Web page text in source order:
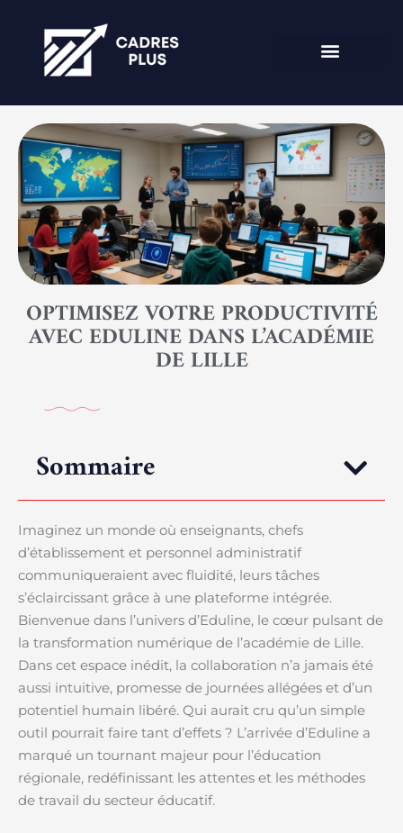
OPTIMISEZ VOTRE PRODUCTIVITÉ
AVEC EDULINE DANS L’ACADÉMIE
DE LILLE
Sommaire
Imaginez un monde où enseignants, chefs
d’établissement et personnel administratif
communiqueraient avec fluidité, leurs tâches
s’éclaircissant grâce à une plateforme intégrée.
Bienvenue dans l’univers d’Eduline, le cœur pulsant de
la transformation numérique de l’académie de Lille.
Dans cet espace inédit, la collaboration n’a jamais été
aussi intuitive, promesse de journées allégées et d’un
potentiel humain libéré. Qui aurait cru qu’un simple
outil pourrait faire tant d’effets ? L’arrivée d’Eduline a
marqué un tournant majeur pour l’éducation
régionale, redéfinissant les attentes et les méthodes
de travail du secteur éducatif.